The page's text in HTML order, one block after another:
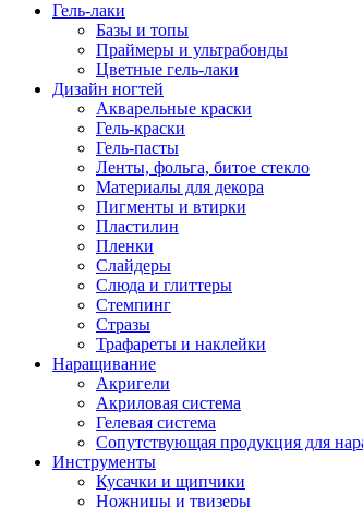
Гель-лаки
Базы и топы
Праймеры и ультрабонды
Цветные гель-лаки
Дизайн ногтей
Акварельные краски
Гель-краски
Гель-пасты
Ленты, фольга, битое стекло
Материалы для декора
Пигменты и втирки
Пластилин
Пленки
Слайдеры
Слюда и глиттеры
Стемпинг
Стразы
Трафареты и наклейки
Наращивание
Акригели
Акриловая система
Гелевая система
Сопутствующая продукция для
Инструменты
Кусачки и щипчики
Ножницы и твизеры